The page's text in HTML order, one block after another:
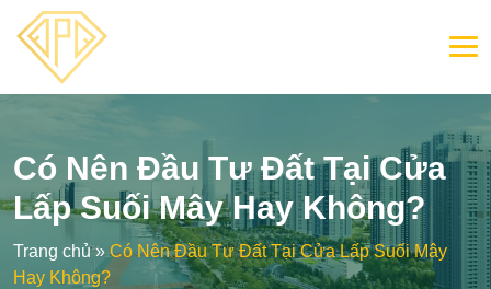
Có Nên Đầu Tư Đất Tại Cửa
Lấp Suối Mây Hay Không?
Trang chủ»Có Nên Đầu Tư Đất Tại Cửa Lấp Suối Mây
Hay Không?